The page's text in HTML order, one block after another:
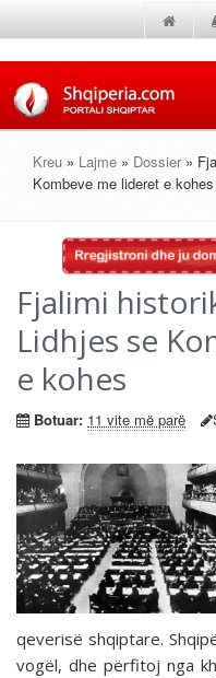
Kreu » Lajme » Dossier »
Kombeve me lideret e kohes
Fjalimi
Lidhjes se
e kohes
Botuar: 11 vite më parë
qeverisë shqiptare.
vogël, dhe përfitoj nga